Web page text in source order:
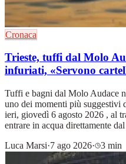
Cronaca
Trieste, tuffi dal Molo
infuriati, «Servono
Tuffi e bagni dal Molo Audace
uno dei momenti più suggestivi
ieri, giovedì 6 agosto 2026 , al
entrare in acqua direttamente
Luca Marsi·7 ago 2026· 3 min